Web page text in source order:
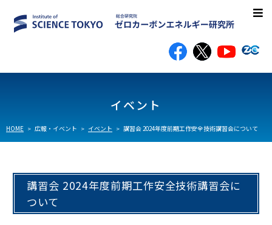
教職員一覧
広報・イベント
イベント
HOME 広報・イベント イベント 講習会 2024年度前期工作安全技術講習会について
講習会 2024年度前期工作安全技術講習会に
ついて